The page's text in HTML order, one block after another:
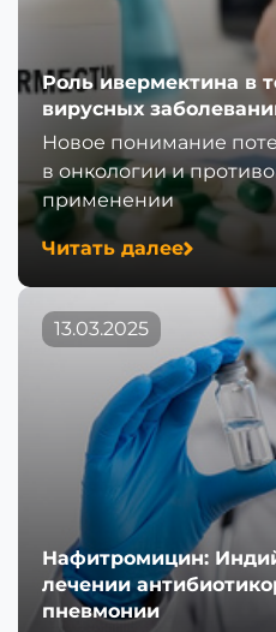
Роль ивермектина в
вирусных
Новое понимание
в онкологии и
применении
Читать далее
13.03.2025
Нафитромицин:
лечении
пневмонии